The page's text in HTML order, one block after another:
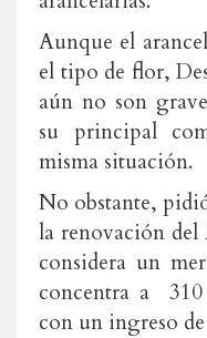
Aunque el
el tipo de flor,
aún no son
su principal
misma situación.
No obstante,
la renovación del
considera un
concentra a 310
con un ingreso